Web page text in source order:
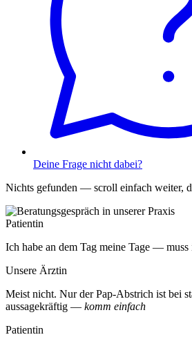
Deine Frage nicht dabei?
Nichts gefunden — scroll einfach weiter,
Patientin
Ich habe an dem Tag meine Tage — muss
Unsere Ärztin
Meist nicht. Nur der Pap-Abstrich ist bei
aussagekräftig — komm einfach
Patientin